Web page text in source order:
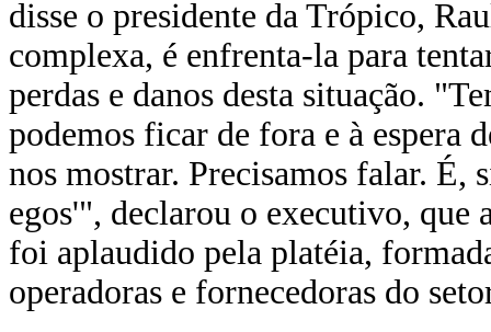
disse o presidente da Trópico,
complexa, é enfrenta-la para
perdas e danos desta situação.
podemos ficar de fora e à espera
nos mostrar. Precisamos falar. É,
egos'", declarou o executivo, que
foi aplaudido pela platéia,
operadoras e fornecedoras do